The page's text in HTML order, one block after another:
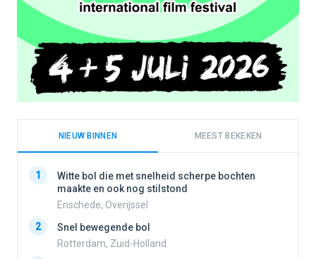
NIEUW BINNEN MEEST BEKEKEN
1
Witte bol die met snelheid scherpe bochten
maakte en ook nog stilstond
Enschede, Overijssel
2
Snel bewegende bol
Rotterdam, Zuid-Holland